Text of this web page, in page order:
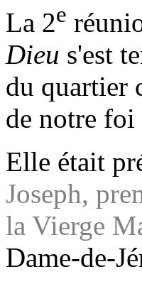
La 2e
Dieu s'est
du quartier
de notre foi
Elle était
Joseph,
la Vierge
Dame-de-